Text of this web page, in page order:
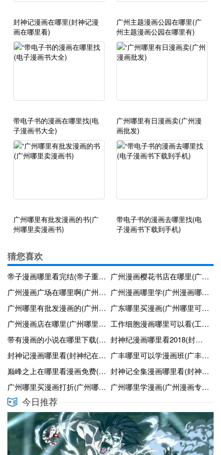
封神记漫画在哪里(封神记漫
画在哪里看)
广州主题漫画公园在哪里(广
州主题漫画公园在哪里有)
带电子书的漫画在哪里找(电
子漫画书大全)
广州哪里有日漫画卖(广州漫
画批发)
广州哪里有批发漫画的书(广
州哪里卖漫画书)
带电子书的漫画去哪里找(电
子漫画书下载到手机)
猜您喜欢
帝子漫画哪里看完结(帝子重生漫画)
广州漫画樱花书店在哪里(广州哪里有漫画书卖)
广州漫画广场在哪里啊(广州漫广场什么时候开业)
广州漫画哪里学(广州漫画哪里学比较好)
广州哪里有批发漫画的(广州哪里卖漫画)
广东哪里买漫画(广州哪里可以买漫画书)
广州漫画店在哪里(广州哪里有漫画卖)
工作细胞漫画哪里可以看(工作细胞漫画在哪里看免费)
带有漫画的小说在哪里下载(有小说漫画的应用)
封神纪漫画哪里看2018(封神纪漫画全集在哪看)
封神记漫画哪里看(封神纪在哪里有高清中文版漫画)
广丰哪里可以学漫画班(广丰书法培训班在哪里)
巅峰之上在哪里看漫画免费(巅峰之上小说全文阅读)
封神记全集漫画哪里看(封神纪漫画哪里能看完整版)
广州哪里买漫画打折(广州哪里买漫画打折的)
广州哪里学漫画(广州漫画专业职校)
今日推荐